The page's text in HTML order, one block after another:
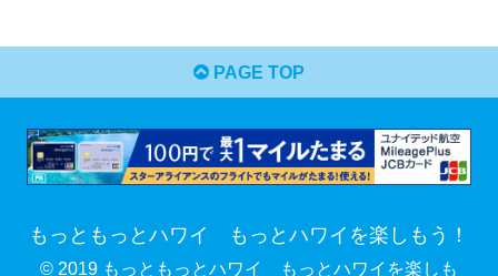
PAGE TOP
もっともっとハワイ もっとハワイを楽しもう！
© 2019 もっともっとハワイ もっとハワイを楽しも